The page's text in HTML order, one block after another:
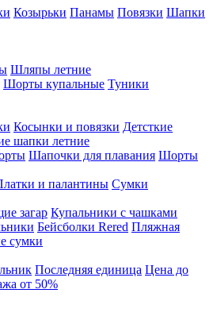
Козырьки Панамы Повязки Шапки
Шляпы летние
Шорты купальные Туники
Косынки и повязки Детсткие
шапки летние
Шапочки для плавания Шорты
и палантины Сумки
загар Купальники с чашками
Бейсболки Rered Пляжная
сумки
Последняя единица Цена до
от 50%